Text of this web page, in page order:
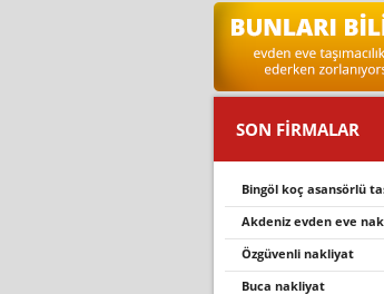
SON FİRMALAR
bingöl koç asansörlü
akdeniz evden eve
özgüvenli nakliyat
buca nakli̇yat